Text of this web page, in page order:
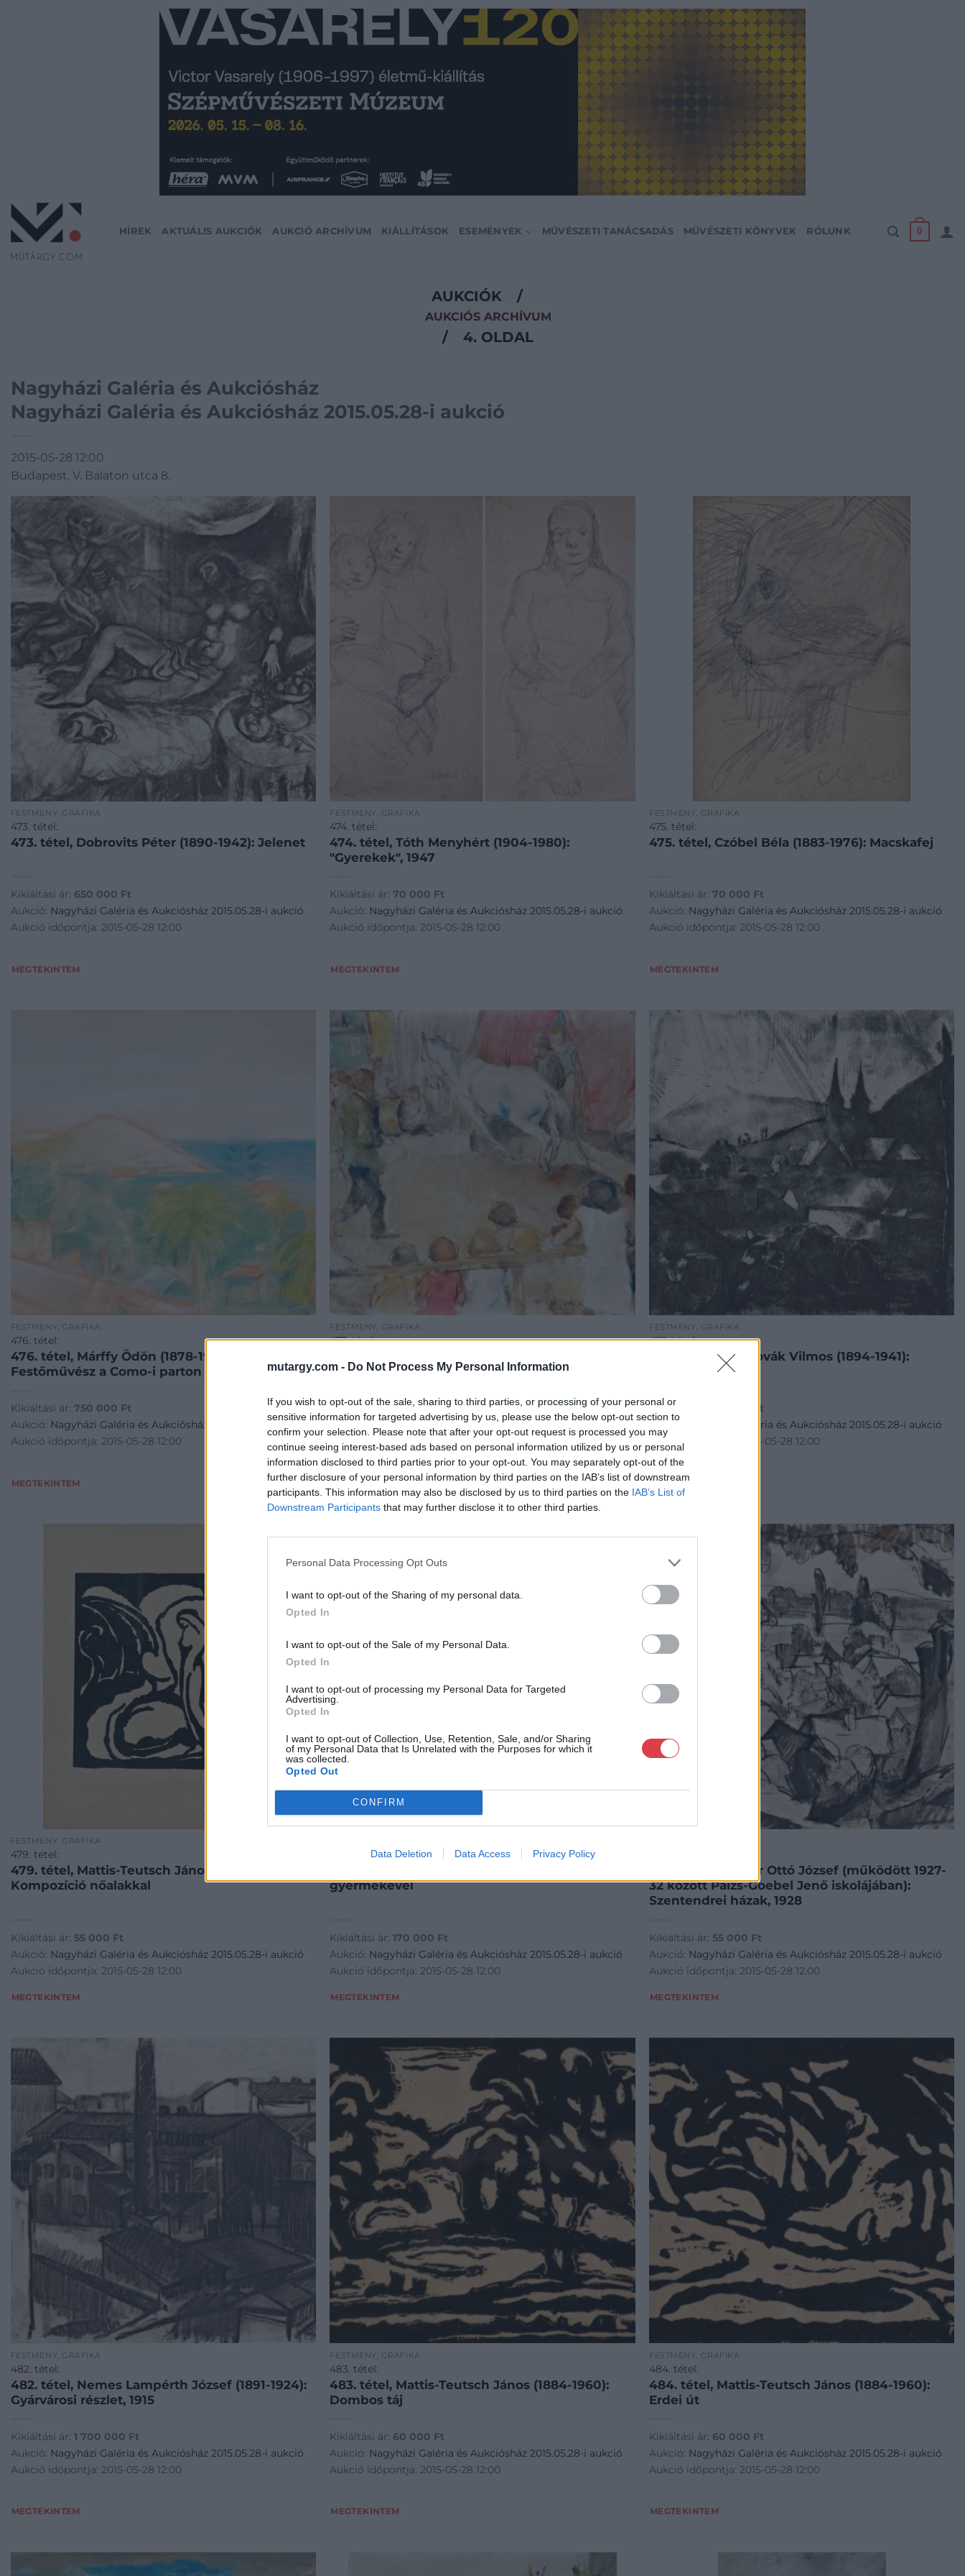
mutargy.com - Do Not Process My Personal Information
If you wish to opt-out of the sale, sharing to third parties, or processing of your personal or
sensitive information for targeted advertising by us, please use the below opt-out section to
confirm your selection. Please note that after your opt-out request is processed you may
continue seeing interest-based ads based on personal information utilized by us or personal
information disclosed to third parties prior to your opt-out. You may separately opt-out of the
further disclosure of your personal information by third parties on the IAB’s list of downstream
participants. This information may also be disclosed by us to third parties on the IAB’s List of
Downstream Participants that may further disclose it to other third parties.
Personal Data Processing Opt Outs
I want to opt-out of the Sharing of my personal data.
Opted In
I want to opt-out of the Sale of my Personal Data.
Opted In
I want to opt-out of processing my Personal Data for Targeted
Advertising.
Opted In
I want to opt-out of Collection, Use, Retention, Sale, and/or Sharing
of my Personal Data that Is Unrelated with the Purposes for which it
was collected.
Opted Out
CONFIRM
Data Deletion Data Access Privacy Policy
HÍREK AKTUÁLIS AUKCIÓK AUKCIÓ ARCHÍVUM KIÁLLÍTÁSOK ESEMÉNYEK MŰVÉSZETI TANÁCSADÁS MŰVÉSZETI KÖNYVEK RÓLUNK 0
AUKCIÓK /
AUKCIÓS ARCHÍVUM
/ 4. OLDAL
Nagyházi Galéria és Aukciósház
Nagyházi Galéria és Aukciósház 2015.05.28-i aukció
2015-05-28 12:00
Budapest, V. Balaton utca 8.
FESTMÉNY, GRAFIKA
473. tétel:
473. tétel, Dobrovits Péter (1890-1942): Jelenet
Kikiáltási ár: 650 000 Ft
Aukció: Nagyházi Galéria és Aukciósház 2015.05.28-i aukció
Aukció időpontja: 2015-05-28 12:00
MEGTEKINTEM
FESTMÉNY, GRAFIKA
474. tétel:
474. tétel, Tóth Menyhért (1904-1980):
"Gyerekek", 1947
Kikiáltási ár: 70 000 Ft
Aukció: Nagyházi Galéria és Aukciósház 2015.05.28-i aukció
Aukció időpontja: 2015-05-28 12:00
MEGTEKINTEM
FESTMÉNY, GRAFIKA
475. tétel:
475. tétel, Czóbel Béla (1883-1976): Macskafej
Kikiáltási ár: 70 000 Ft
Aukció: Nagyházi Galéria és Aukciósház 2015.05.28-i aukció
Aukció időpontja: 2015-05-28 12:00
MEGTEKINTEM
FESTMÉNY, GRAFIKA
476. tétel:
476. tétel, Márffy Ödön (1878-1959):
Festőművész a Como-i parton
Kikiáltási ár: 750 000 Ft
Aukció: Nagyházi Galéria és Aukciósház 2015.05.28-i aukció
Aukció időpontja: 2015-05-28 12:00
MEGTEKINTEM
FESTMÉNY, GRAFIKA
477. tétel:
Kikiáltási ár: 320 000Ft
Nagyházi Galéria és Aukciósház 2015.05.28-i aukció
Aukció időpontja: 2015-05-28 12:00
MEGTEKINTEM
FESTMÉNY, GRAFIKA
478. tétel:
478. tétel, Aba-Novák Vilmos (1894-1941):
Felsőbánya
Kikiáltási ár:
Ft
Nagyházi Galéria és Aukciósház 2015.05.28-i aukció
Aukció időpontja: 2015-05-28 12:00
MEGTEKINTEM
FESTMÉNY, GRAFIKA
479. tétel:
479. tétel, Mattis-Teutsch János (1884-1960):
Kompozíció nőalakkal
Kikiáltási ár: 55 000 Ft
Aukció: Nagyházi Galéria és Aukciósház 2015.05.28-i aukció
Aukció időpontja: 2015-05-28 12:00
MEGTEKINTEM
480. tétel:
gyermekével
Kikiáltási ár:170 000 Ft
Aukció: Nagyházi Galéria és Aukciósház 2015.05.28-i aukció
Aukció időpontja: 2015-05-28 12:00
MEGTEKINTEM
481. tétel, Reysser Ottó József (működött 1927-
32 között Paizs-Goebel Jenő iskolájában):
Szentendrei házak, 1928
Kikiáltási ár: 55 000 Ft
Aukció: Nagyházi Galéria és Aukciósház 2015.05.28-i aukció
Aukció időpontja: 2015-05-28 12:00
MEGTEKINTEM
FESTMÉNY, GRAFIKA
482. tétel:
482. tétel, Nemes Lampérth József (1891-1924):
Gyárvárosi részlet, 1915
Kikiáltási ár: 1 700 000 Ft
Aukció: Nagyházi Galéria és Aukciósház 2015.05.28-i aukció
Aukció időpontja: 2015-05-28 12:00
MEGTEKINTEM
FESTMÉNY, GRAFIKA
483. tétel:
483. tétel, Mattis-Teutsch János (1884-1960):
Dombos táj
Kikiáltási ár: 60 000 Ft
Aukció: Nagyházi Galéria és Aukciósház 2015.05.28-i aukció
Aukció időpontja: 2015-05-28 12:00
MEGTEKINTEM
FESTMÉNY, GRAFIKA
484. tétel:
484. tétel, Mattis-Teutsch János (1884-1960):
Erdei út
Kikiáltási ár: 60 000 Ft
Aukció: Nagyházi Galéria és Aukciósház 2015.05.28-i aukció
Aukció időpontja: 2015-05-28 12:00
MEGTEKINTEM